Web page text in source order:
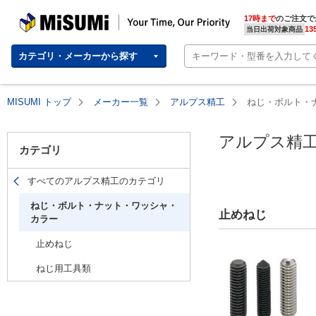
MISUMI | Your Time, Our Priority 17時までのご注文で
当日出荷対象商品
カテゴリ・メーカーから探す
MISUMI トップ メーカー一覧 アルプス精工 ねじ・ボルト・
カテゴリ
すべてのアルプス精工のカテゴリ
ねじ・ボルト・ナット・ワッシャ・
カラー
止めねじ
ねじ用工具類
アルプス精
止めねじ